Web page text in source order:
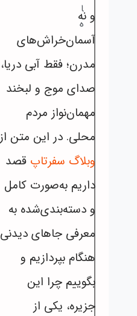
ا
ه
و نه
آسمان‌خراش‌های
مدرن؛ فقط آبی دریا،
صدای موج و لبخند
مهمان‌نواز مردم
محلی. در این متن از
وبلاگ سفر‌تاپ قصد
داریم به‌صورت کامل
و دسته‌بندی‌شده به
معرفی جاهای دیدنی
هنگام بپردازیم و
بگوییم چرا این
جزیره، یکی از